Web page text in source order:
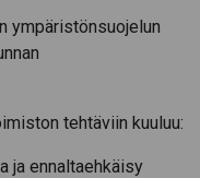
ympäristönsuojelun
tehtäviin kuuluu:
ja ennaltaehkäisy